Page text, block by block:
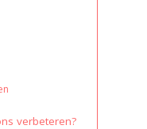
verbeteren?